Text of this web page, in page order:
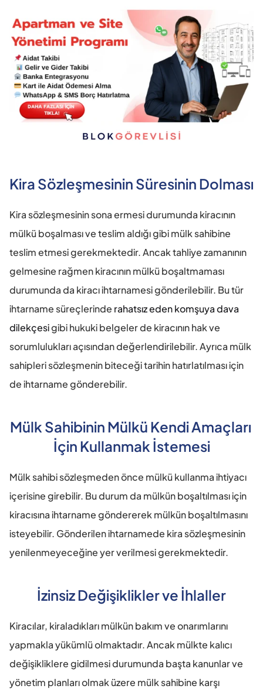
Kira Sözleşmesinin Süresinin Dolması
Kira sözleşmesinin sona ermesi durumunda kiracının
mülkü boşalması ve teslim aldığı gibi mülk sahibine
teslim etmesi gerekmektedir. Ancak tahliye zamanının
gelmesine rağmen kiracının mülkü boşaltmaması
durumunda da kiracı ihtarnamesi gönderilebilir. Bu tür
ihtarname süreçlerinde rahatsız eden komşuya dava
dilekçesi gibi hukuki belgeler de kiracının hak ve
sorumlulukları açısından değerlendirilebilir. Ayrıca mülk
sahipleri sözleşmenin biteceği tarihin hatırlatılması için
de ihtarname gönderebilir.
Mülk Sahibinin Mülkü Kendi Amaçları
İçin Kullanmak İstemesi
Mülk sahibi sözleşmeden önce mülkü kullanma ihtiyacı
içerisine girebilir. Bu durum da mülkün boşaltılması için
kiracısına ihtarname göndererek mülkün boşaltılmasını
isteyebilir. Gönderilen ihtarnamede kira sözleşmesinin
yenilenmeyeceğine yer verilmesi gerekmektedir.
İzinsiz Değişiklikler ve İhlaller
Kiracılar, kiraladıkları mülkün bakım ve onarımlarını
yapmakla yükümlü olmaktadır. Ancak mülkte kalıcı
değişikliklere gidilmesi durumunda başta kanunlar ve
yönetim planları olmak üzere mülk sahibine karşı